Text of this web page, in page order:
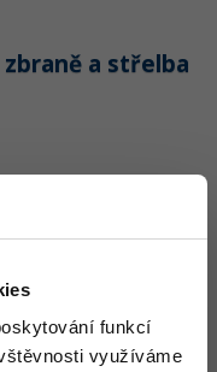
funkcí
využíváme
a střelba
- Efekty střelby